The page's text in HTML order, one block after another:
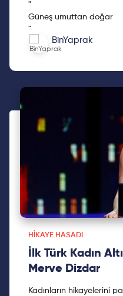
"
Güneş umuttan doğar
"
BinYaprak
HIKAYE HASADI
İlk Türk Kadın
Merve Dizdar
Kadınların hikayelerini